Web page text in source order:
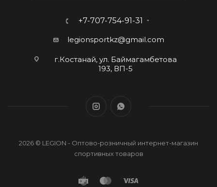
+7-707-754-91-31
legionsportkz@gmail.com
г.Костанай, ул. Баймагамбетова
193, ВП-5
2026 © LEGION - Оптово-розничный интернет-магазин
спортивных товаров